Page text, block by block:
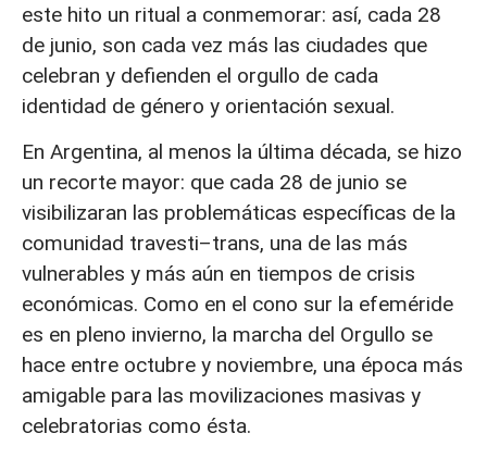
este hito un ritual a conmemorar: así, cada 28
de junio, son cada vez más las ciudades que
celebran y defienden el orgullo de cada
identidad de género y orientación sexual.
En Argentina, al menos la última década, se hizo
un recorte mayor: que cada 28 de junio se
visibilizaran las problemáticas específicas de la
comunidad travesti–trans, una de las más
vulnerables y más aún en tiempos de crisis
económicas. Como en el cono sur la efeméride
es en pleno invierno, la marcha del Orgullo se
hace entre octubre y noviembre, una época más
amigable para las movilizaciones masivas y
celebratorias como ésta.